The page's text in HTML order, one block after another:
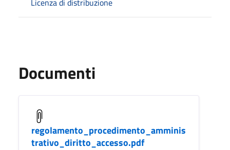
Documenti
regolamento_procedimento_amminis
trativo_diritto_accesso.pdf